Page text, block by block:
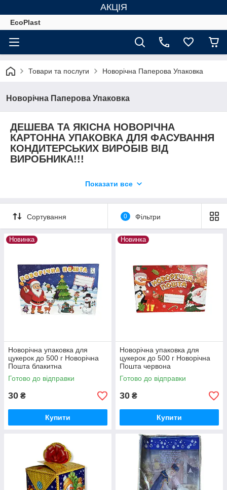
АКЦІЯ
EcoPlast
Товари та послуги Новорічна Паперова Упаковка
Новорічна Паперова Упаковка
ДЕШЕВА ТА ЯКІСНА НОВОРІЧНА
КАРТОННА УПАКОВКА ДЛЯ ФАСУВАННЯ
КОНДИТЕРСЬКИХ ВИРОБІВ ВІД
ВИРОБНИКА!!!
родичів та колег з прийдешніми святами
В наявності великий асортимент Новорічних коробочок різної
форми, кольору та обєму. Підбирайте в залежності від Ваших
потреб та радуйте приємними подарунками. Для колективних
замовлень діють спеціальні пропозиції! Веселих Свят!!!
Показати все
Сортування 0 Фільтри
Новинка
Новорічна упаковка для
цукерок до 500 г Новорічна
Пошта блакитна
Готово до відправки
30 ₴
Купити
Новинка
Новорічна упаковка для
цукерок до 500 г Новорічна
Пошта червона
Готово до відправки
30 ₴
Купити